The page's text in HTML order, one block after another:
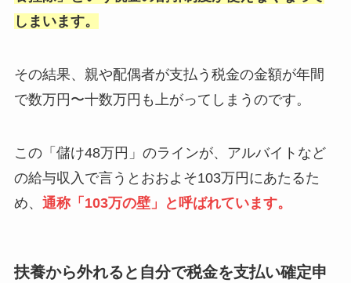
しまいます。
その結果、親や配偶者が支払う税金の金額が年間
で数万円〜十数万円も上がってしまうのです。
この「儲け48万円」のラインが、アルバイトなど
の給与収入で言うとおおよそ103万円にあたるた
め、 通称「103万の壁」と呼ばれています。
扶養から外れると自分で税金を支払い確定申